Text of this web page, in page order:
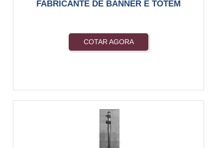
FABRICANTE DE BANNER E TOTEM
COTAR AGORA